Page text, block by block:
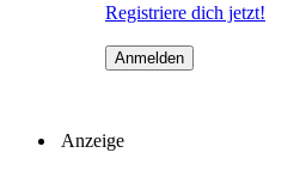
Registriere dich jetzt!
Anzeige